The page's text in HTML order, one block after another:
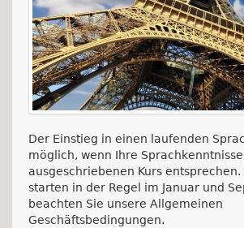
Der Einstieg in einen laufenden
möglich, wenn Ihre
ausgeschriebenen Kurs entsprechen.
starten in der Regel im Januar und
beachten Sie unsere Allgemeinen
Geschäftsbedingungen.